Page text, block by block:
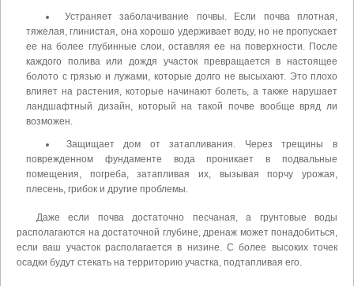
Устраняет заболачивание почвы. Если почва плотная,
тяжелая, глинистая, она хорошо удерживает воду, но не пропускает
ее на более глубинные слои, оставляя ее на поверхности. После
каждого полива или дождя участок превращается в настоящее
болото с грязью и лужами, которые долго не высыхают. Это плохо
влияет на растения, которые начинают болеть, а также нарушает
ландшафтный дизайн, который на такой почве вообще вряд ли
возможен.
Защищает дом от затапливания. Через трещины в
поврежденном фундаменте вода проникает в подвальные
помещения, погреба, затапливая их, вызывая порчу урожая,
плесень, грибок и другие проблемы.
Даже если почва достаточно песчаная, а грунтовые воды
располагаются на достаточной глубине, дренаж может понадобиться,
если ваш участок располагается в низине. С более высоких точек
осадки будут стекать на территорию участка, подтапливая его.